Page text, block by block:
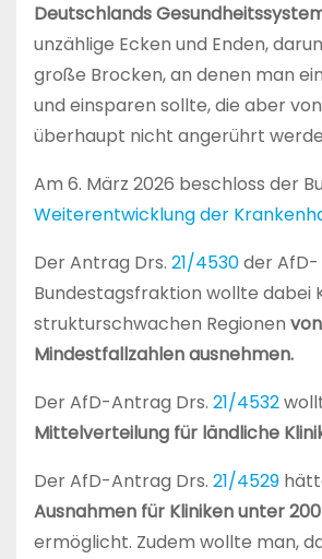
Deutschlands
unzählige Ecken und Enden,
große Brocken, an denen man
und einsparen sollte, die aber
überhaupt nicht angerührt
Am 6. März 2026 beschloss der
Weiterentwicklung der
Der Antrag Drs. 21/4530der AfD-
Bundestagsfraktion wollte dabei
strukturschwachen Regionen
Mindestfallzahlen ausnehmen.
Der AfD-Antrag Drs. 21/4532
Mittelverteilung für ländliche
Der AfD-Antrag Drs. 21/4529
Ausnahmen für Kliniken unter
ermöglicht. Zudem wollte man,